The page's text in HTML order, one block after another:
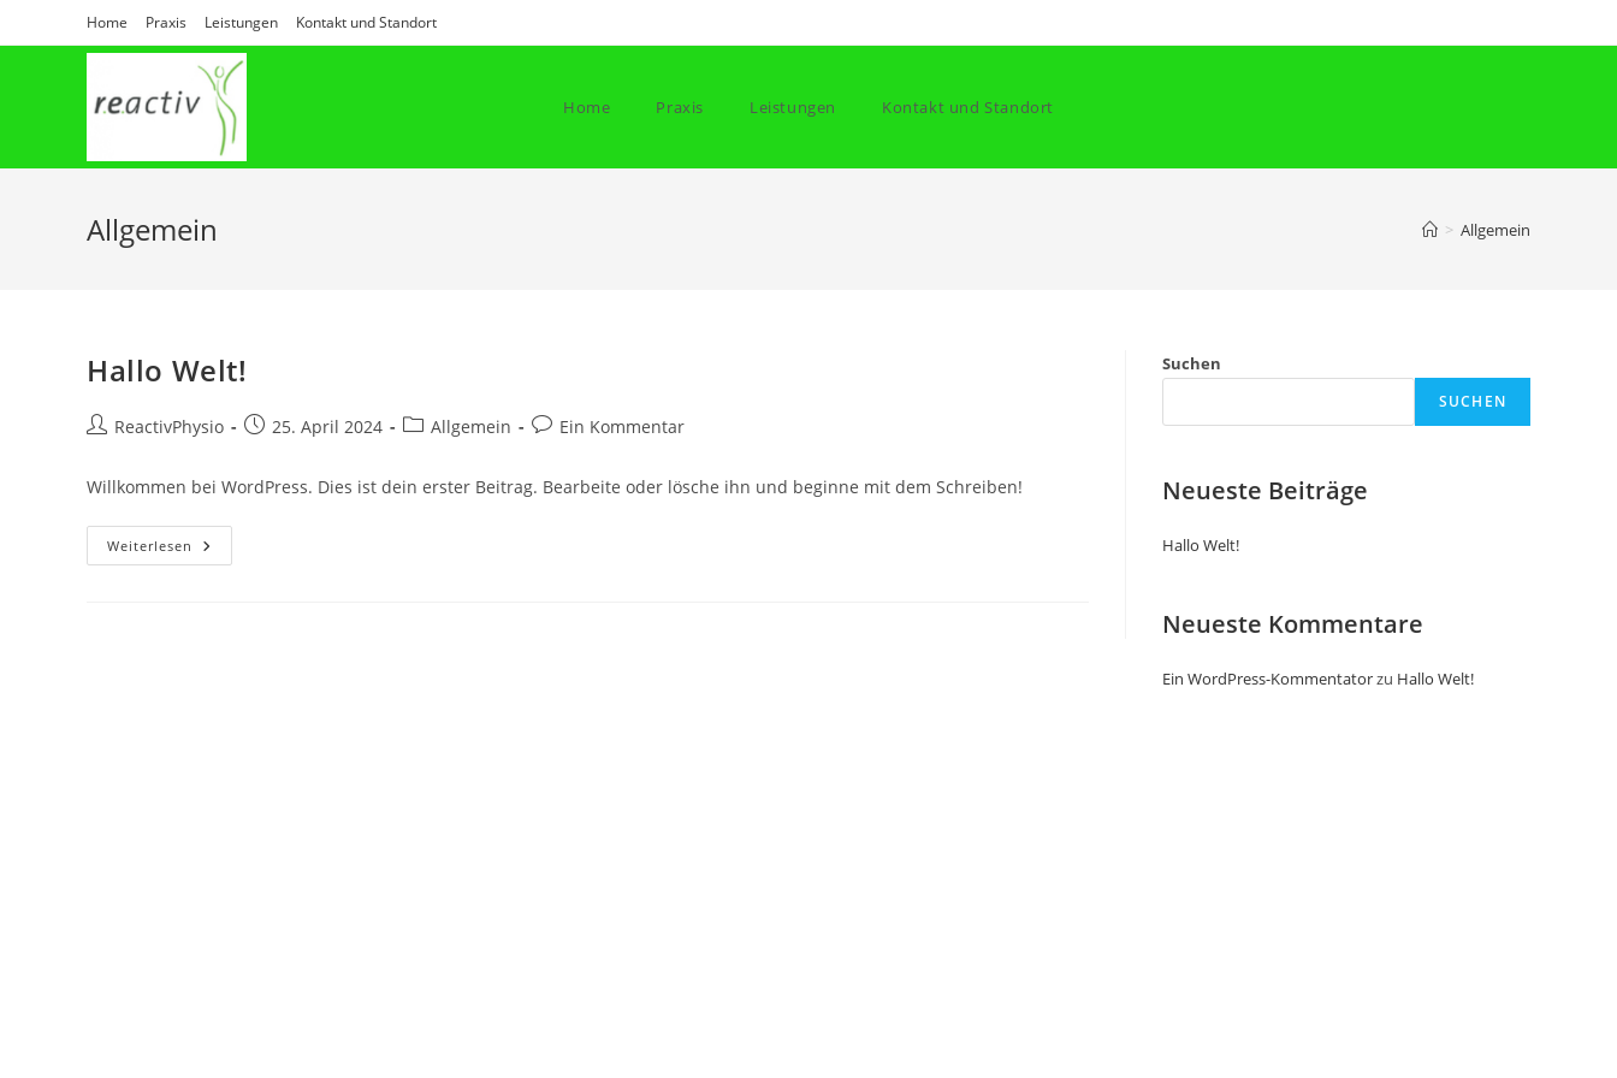
Inhalt
Home Praxis Leistungen Kontakt und Standort
Home Praxis Leistungen Kontakt und Standort
Allgemein > Allgemein
Hallo Welt!
Beitrags-
ReactivPhysio
Beitrag25. April 2024
Beitrags-
Allgemein
Beitrags-
Ein Kommentar
Willkommen bei WordPress. Dies ist dein erster Beitrag. Bearbeite oder lösche ihn und beginne mit dem Schreiben!
Weiterlesen Hallo
Welt!
Suchen
SUCHEN
Neueste Beiträge
Hallo Welt!
Neueste Kommentare
Ein WordPress-Kommentatorzu Hallo Welt!